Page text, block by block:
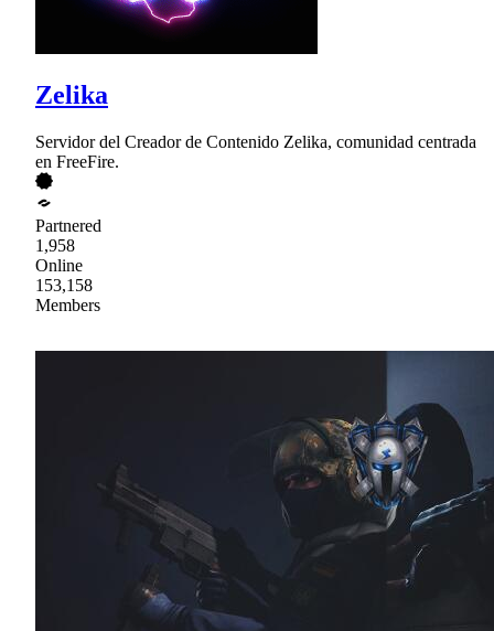
Zelika
Servidor del Creador de Contenido Zelika, comunidad centrada
en FreeFire.
Partnered
1,958
Online
153,158
Members